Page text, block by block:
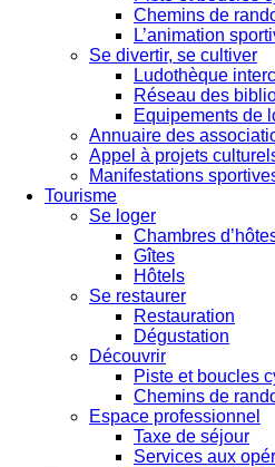
Chemins de
L’animation
Se divertir, se cultiver
Ludothèque
Réseau des
Equipements de
Annuaire des
Appel à projets
Manifestations
Tourisme
Se loger
Chambres
Gîtes
Hôtels
Se restaurer
Restauration
Dégustation
Découvrir
Piste et boucles
Chemins de
Espace professionnel
Taxe de séjour
Services aux